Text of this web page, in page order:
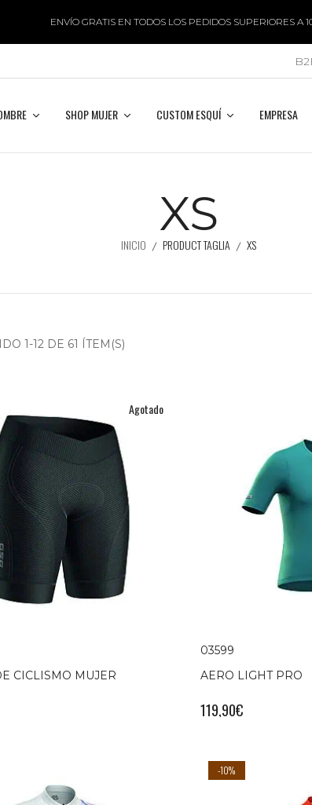
ENVÍO GRATIS EN TODOS LOS PEDIDOS SUPERIORES A
SHOP MUJER CUSTOM ESQUÍ EMPRESA
XS
INICIO PRODUCT TAGLIA XS
1-12 DE 61 ÍTEM(S)
Agotado
CICLISMO MUJER
03599
AERO LIGHT PRO
119,90€
-10%